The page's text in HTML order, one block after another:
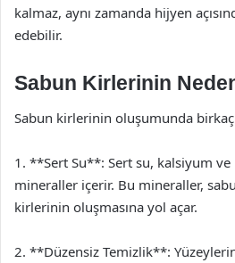
kalmaz, aynı zamanda hijyen
edebilir.
Sabun Kirlerinin
Sabun kirlerinin oluşumunda
1. **Sert Su**: Sert su, kalsiyum
mineraller içerir. Bu mineraller,
kirlerinin oluşmasına yol açar.
2. **Düzensiz Temizlik**: